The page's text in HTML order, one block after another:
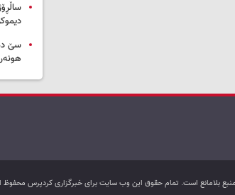
سێ
منبع بلامانع است. تمام حقوق این وب سایت برای خبرگزاری کردپرس